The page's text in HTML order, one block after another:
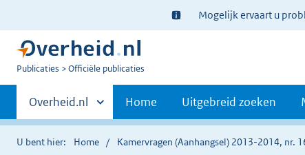
Ter
informatie:
Mogelijk ervaart u
U
Publicaties Officiële publicaties
Primaire
navigatie
Andere
sites
binnen
Overheid.nl Home Uitgebreid zoeken
U bent hier: Home Kamervragen (Aanhangsel) 2013-2014, nr.